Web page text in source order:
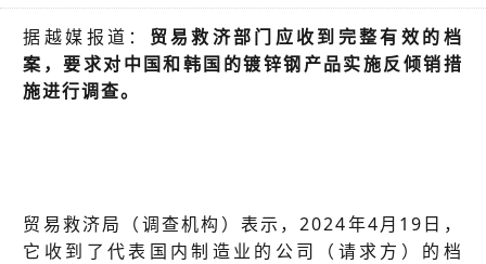
据越媒报道： 贸易救济部门应收到完整有效的档
案，要求对中国和韩国的镀锌钢产品实施反倾销措
施进行调查。
贸易救济局（调查机构）表示，2024年4月19日，
它收到了代表国内制造业的公司（请求方）的档